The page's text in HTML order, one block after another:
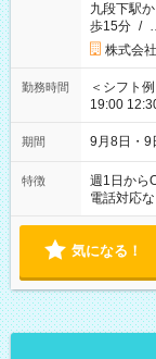
九段下駅
歩15分 /
株式会
勤務時間
＜シフト
19:00 12:30～22:00 上記の時間
時間は変
期間 9月8日・9
特徴 週1日から
電話対応な
気になる！